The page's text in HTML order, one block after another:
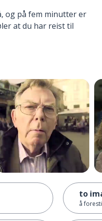
og på fem minutter er
at du har reist til
to
å